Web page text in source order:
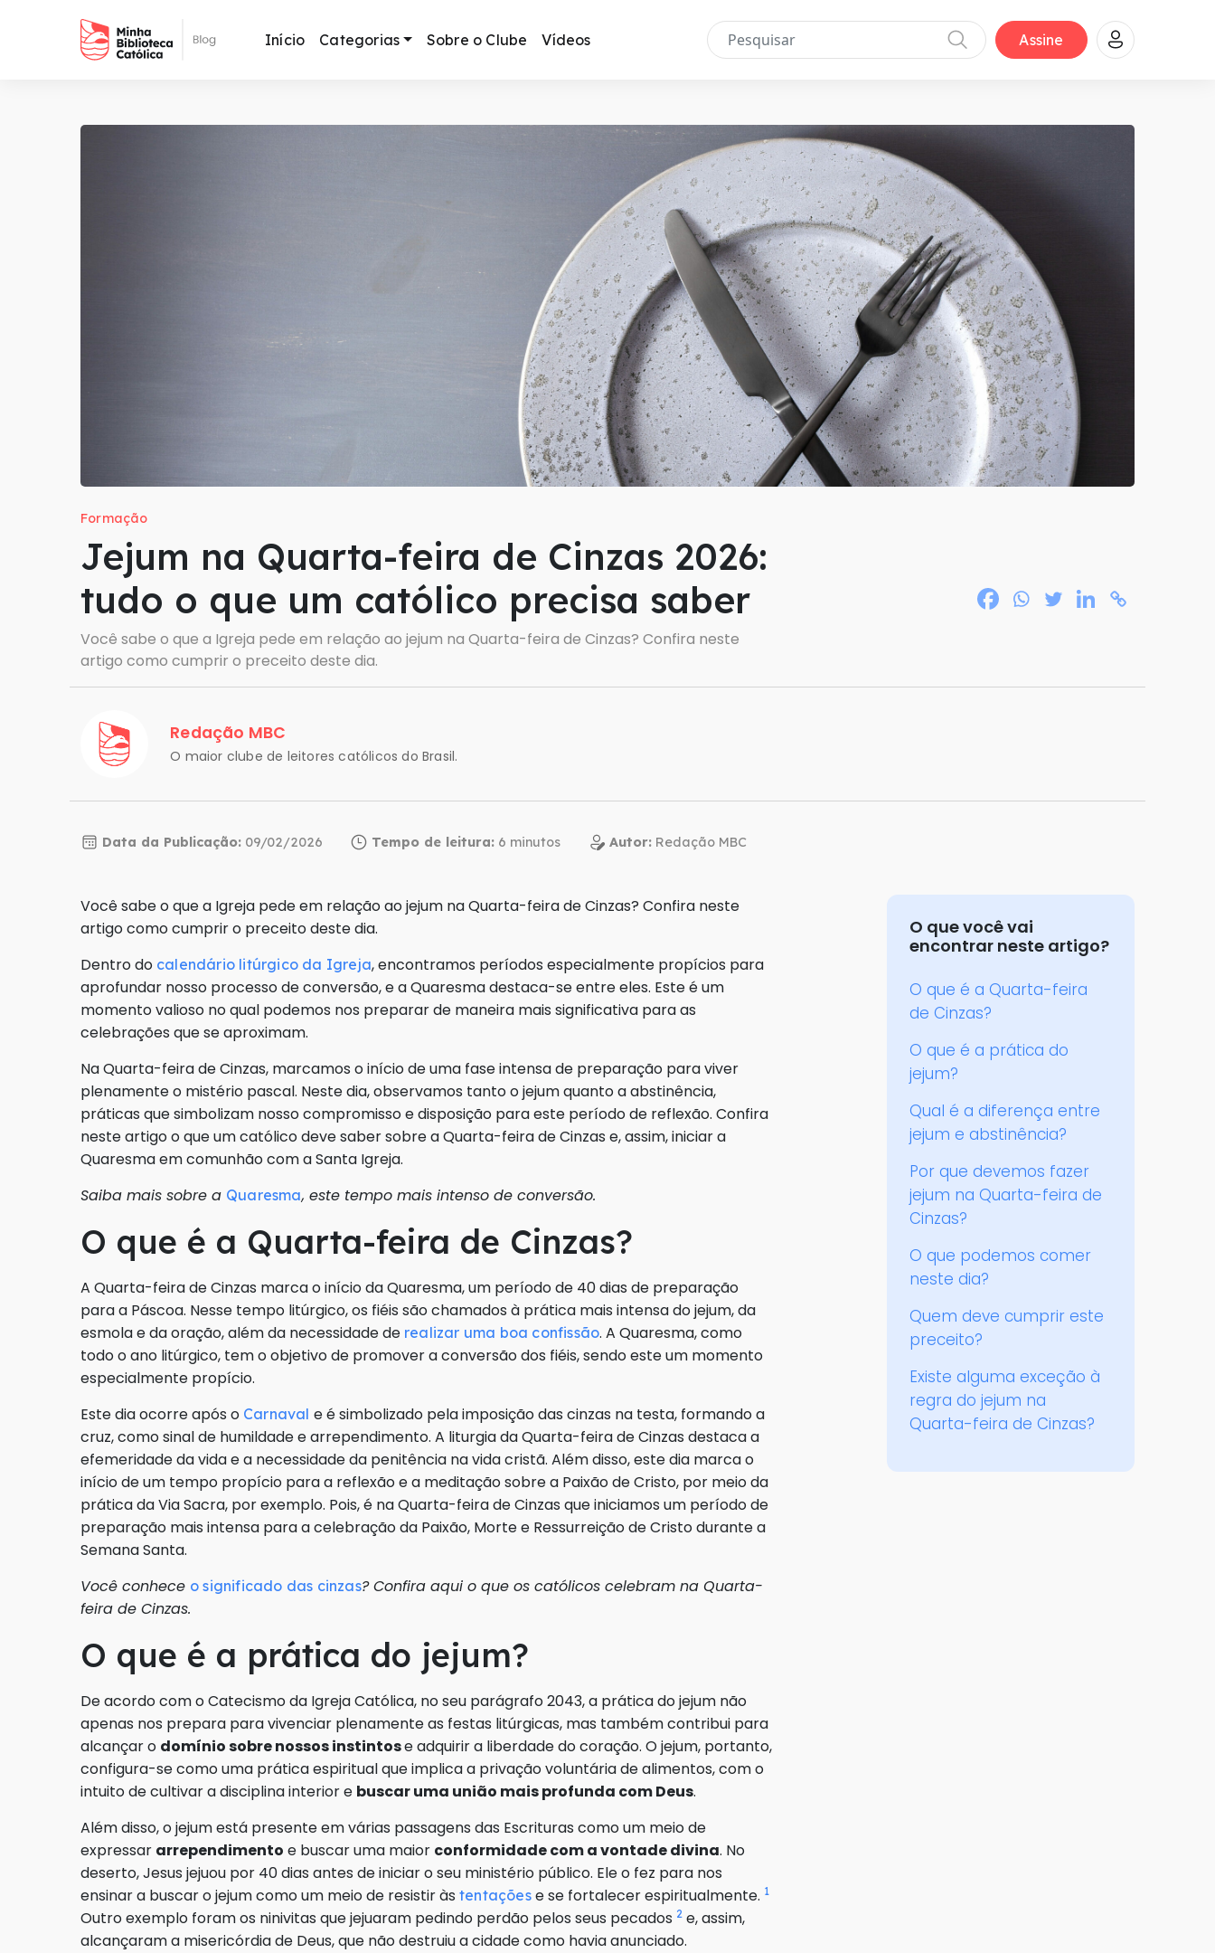
Início Categorias Sobre o Clube Vídeos Assine
Formação
Jejum na Quarta-feira de Cinzas 2026:
tudo o que um católico precisa saber
Você sabe o que a Igreja pede em relação ao jejum na Quarta-feira de Cinzas? Confira neste
artigo como cumprir o preceito deste dia.
Redação MBC
O maior clube de leitores católicos do Brasil.
Data da Publicação: 09/02/2026 Tempo de leitura: Autor: Redação MBC
Você sabe o que a Igreja pede em relação ao jejum na Quarta-feira de Cinzas? Confira neste
artigo como cumprir o preceito deste dia.
Dentro do calendário litúrgico da Igreja, encontramos períodos especialmente propícios para
aprofundar nosso processo de conversão, e a Quaresma destaca-se entre eles. Este é um
momento valioso no qual podemos nos preparar de maneira mais significativa para as
celebrações que se aproximam.
Na Quarta-feira de Cinzas, marcamos o início de uma fase intensa de preparação para viver
plenamente o mistério pascal. Neste dia, observamos tanto o jejum quanto a abstinência,
práticas que simbolizam nosso compromisso e disposição para este período de reflexão. Confira
neste artigo o que um católico deve saber sobre a Quarta-feira de Cinzas e, assim, iniciar a
Quaresma em comunhão com a Santa Igreja.
Saiba mais sobre a Quaresma, este tempo mais intenso de conversão.
O que é a Quarta-feira de Cinzas?
A Quarta-feira de Cinzas marca o início da Quaresma, um período de 40 dias de preparação
para a Páscoa. Nesse tempo litúrgico, os fiéis são chamados à prática mais intensa do jejum, da
esmola e da oração, além da necessidade de realizar uma boa confissão. A Quaresma, como
todo o ano litúrgico, tem o objetivo de promover a conversão dos fiéis, sendo este um momento
especialmente propício.
Este dia ocorre após o Carnaval e é simbolizado pela imposição das cinzas na testa, formando a
cruz, como sinal de humildade e arrependimento. A liturgia da Quarta-feira de Cinzas destaca a
efemeridade da vida e a necessidade da penitência na vida cristã. Além disso, este dia marca o
início de um tempo propício para a reflexão e a meditação sobre a Paixão de Cristo, por meio da
prática da Via Sacra, por exemplo. Pois, é na Quarta-feira de Cinzas que iniciamos um período de
preparação mais intensa para a celebração da Paixão, Morte e Ressurreição de Cristo durante a
Semana Santa.
Você conhece o significado das cinzas? Confira aqui o que os católicos celebram na Quarta-
feira de Cinzas.
O que é a prática do jejum?
De acordo com o Catecismo da Igreja Católica, no seu parágrafo 2043, a prática do jejum não
apenas nos prepara para vivenciar plenamente as festas litúrgicas, mas também contribui para
alcançar o domínio sobre nossos instintose adquirir a liberdade do coração. O jejum, portanto,
configura-se como uma prática espiritual que implica a privação voluntária de alimentos, com o
intuito de cultivar a disciplina interior e buscar uma união mais profunda com Deus.
Além disso, o jejum está presente em várias passagens das Escrituras como um meio de
expressar arrependimento e buscar uma maior conformidade com a vontade divina. No
deserto, Jesus jejuou por 40 dias antes de iniciar o seu ministério público. Ele o fez para nos
ensinar a buscar o jejum como um meio de resistir às tentaçõese se fortalecer espiritualmente. 1
Outro exemplo foram os ninivitas que jejuaram pedindo perdão pelos seus pecados 2 e, assim,
alcançaram a misericórdia de Deus, que não destruiu a cidade como havia anunciado.
O que você vai
encontrar neste artigo?
O que é a Quarta-feira
de Cinzas?
O que é a prática do
jejum?
Qual é a diferença entre
jejum e abstinência?
Por que devemos fazer
jejum na Quarta-feira de
Cinzas?
O que podemos comer
neste dia?
Quem deve cumprir este
preceito?
Existe alguma exceção à
regra do jejum na
Quarta-feira de Cinzas?